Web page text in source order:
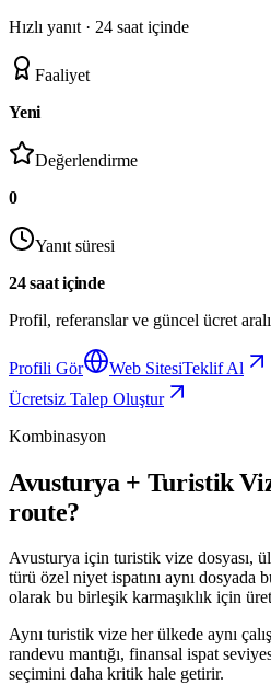
Hızlı yanıt · 24 saat içinde
Faaliyet
Yeni
Değerlendirme
0
Yanıt süresi
24 saat içinde
Profil, referanslar ve güncel ücret
Profili Gör Web SitesiTeklif Al
Ücretsiz Talep Oluştur
Kombinasyon
Avusturya + Turistik
route?
Avusturya için turistik vize dosyası,
türü özel niyet ispatını aynı dosyada
olarak bu birleşik karmaşıklık için
Aynı turistik vize her ülkede aynı
randevu mantığı, finansal ispat
seçimini daha kritik hale getirir.